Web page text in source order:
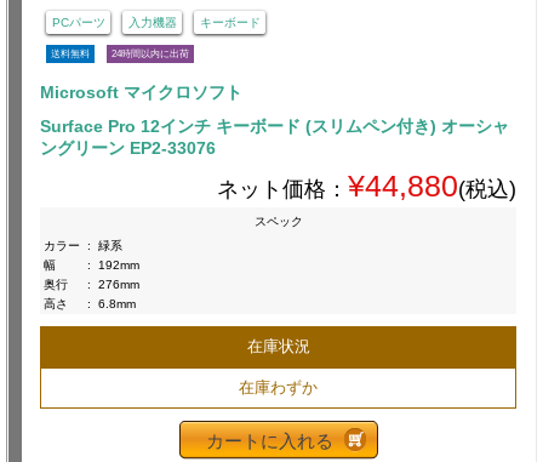
PCパーツ 入力機器 キーボード
送料無料 24時間以内に出荷
Microsoft マイクロソフト
Surface Pro 12インチ キーボード (スリムペン付き) オーシャ
ングリーン EP2-33076
ネット価格： ¥44,880(税込)
スペック
カラー
:
緑系
幅
:
192mm
奥行
:
276mm
高さ
: 6.8mm
在庫状況
在庫わずか
カートに入れる